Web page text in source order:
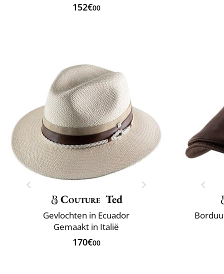
152€00
Couture Ted
Gevlochten in Ecuador
Gemaakt in Italië
170€00